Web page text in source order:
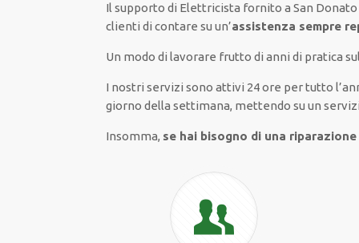
Il supporto di Elettricista fornito a San
clienti dicontare su un’assistenza sempre
Un modo di lavorare frutto di anni di pratica
I nostri servizi sono attivi 24 ore pertutto
giorno della settimana, mettendo su un
Insomma, se hai bisogno di una